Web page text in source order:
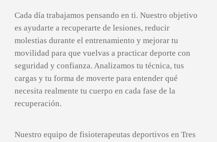
Cada día trabajamos pensando en ti. Nuestro objetivo
es ayudarte a recuperarte de lesiones, reducir
molestias durante el entrenamiento y mejorar tu
movilidad para que vuelvas a practicar deporte con
seguridad y confianza. Analizamos tu técnica, tus
cargas y tu forma de moverte para entender qué
necesita realmente tu cuerpo en cada fase de la
recuperación.
Nuestro equipo de fisioterapeutas deportivos en Tres